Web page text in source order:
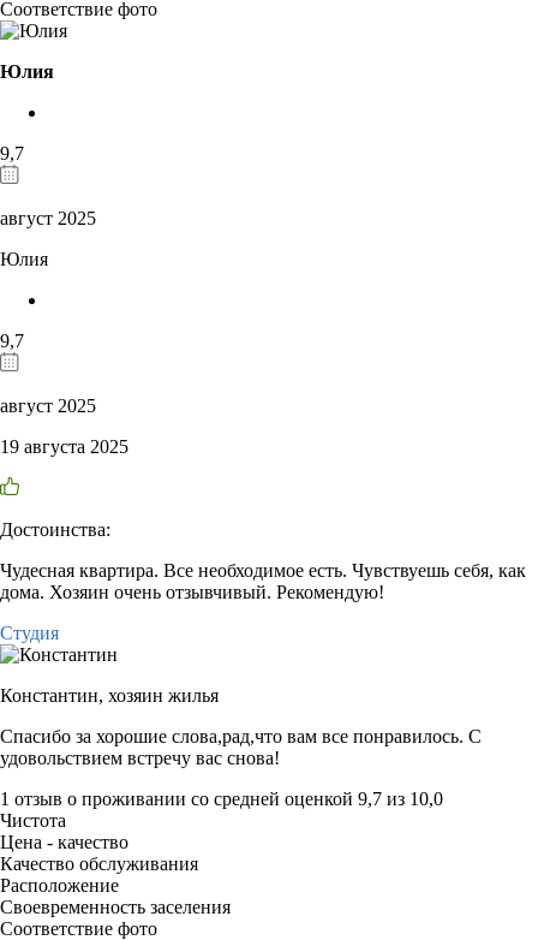
Соответствие фото
Юлия
9,7
август 2025
Юлия
9,7
август 2025
19 августа 2025
Достоинства:
Чудесная квартира. Все необходимое есть. Чувствуешь себя, как
дома. Хозяин очень отзывчивый. Рекомендую!
Студия
Константин, хозяин жилья
Спасибо за хорошие слова,рад,что вам все понравилось. С
удовольствием встречу вас снова!
1 отзыв о проживании со средней оценкой 9,7 из 10,0
Чистота
Цена - качество
Качество обслуживания
Расположение
Своевременность заселения
Соответствие фото